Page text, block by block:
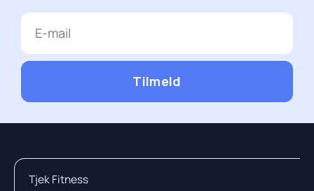
E-
mail
Tilmeld
Tjek Fitness